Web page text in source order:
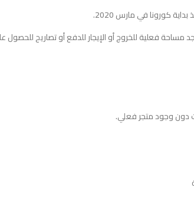
مساحة فعلية للخروج أو الإيجار للدفع أو تصاريح للحصول
دون وجود متجر فعلي.